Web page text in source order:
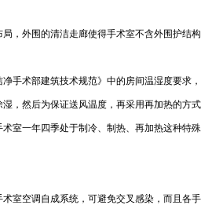
外围的清洁走廊使得手术室不含外围护结
手术部建筑技术规范》中的房间温湿度要求
，然后为保证送风温度，再采用再加热的方
室一年四季处于制冷、制热、再加热这种特殊
室空调自成系统，可避免交叉感染，而且各